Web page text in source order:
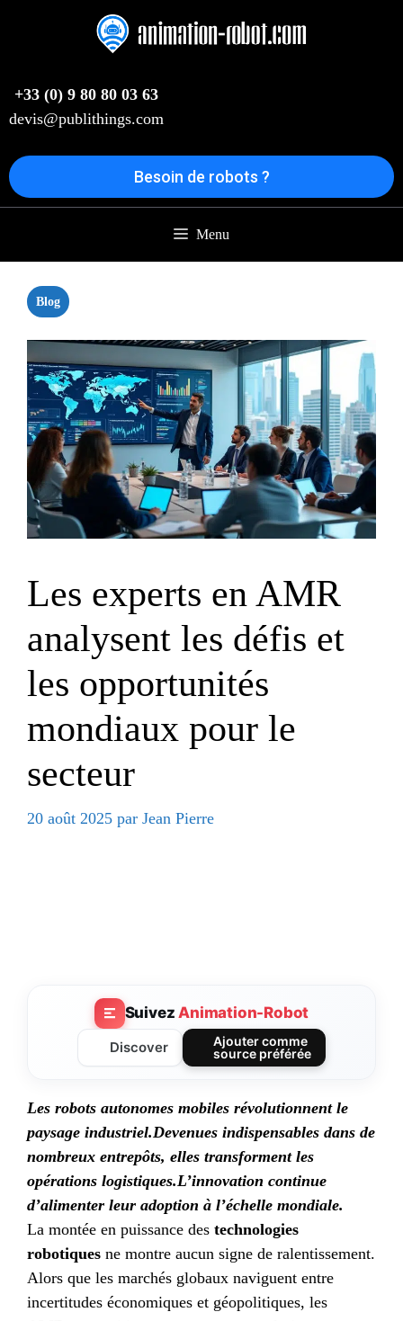
+33 (0) 9 80 80 03 63
devis@publithings.com
Besoin de robots ?
Menu
Blog
Les experts en AMR
analysent les défis et
les opportunités
mondiaux pour le
secteur
20 août 2025 par Jean Pierre
SuivezAnimation-Robot
Discover
Ajouter comme
source préférée
Les robots autonomes mobiles révolutionnent le
paysage industriel.Devenues indispensables dans de
nombreux entrepôts, elles transforment les
opérations logistiques.L’innovation continue
d’alimenter leur adoption à l’échelle mondiale.
La montée en puissance des technologies
robotiques ne montre aucun signe de ralentissement.
Alors que les marchés globaux naviguent entre
incertitudes économiques et géopolitiques, les